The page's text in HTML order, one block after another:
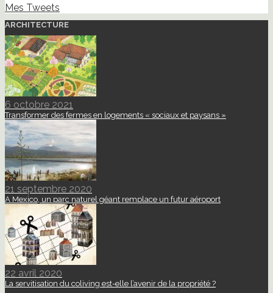
Mes Tweets
ARCHITECTURE
6 octobre 2021
Transformer des fermes en logements « sociaux et paysans »
21 septembre 2020
A Mexico, un parc naturel géant remplace un futur aéroport
22 avril 2020
La servitisation du coliving est-elle l’avenir de la propriété ?